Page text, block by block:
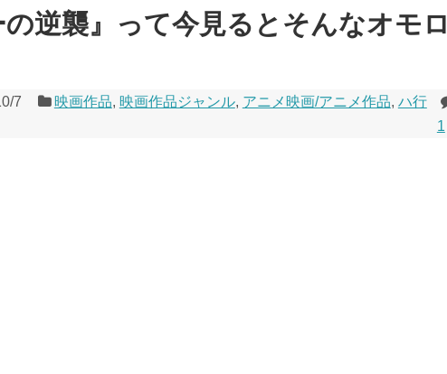
の逆襲』って今見るとそんなオモロ
7 映画作品, 映画作品ジャンル, アニメ映画/アニメ作品, ハ行
1